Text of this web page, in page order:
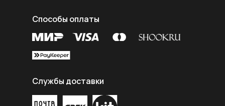
Службы доставки
Способы оплаты